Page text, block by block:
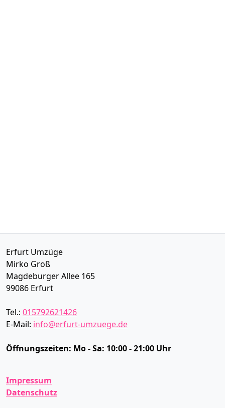
Erfurt Umzüge
Mirko Groß
Magdeburger Allee 165
99086 Erfurt
Tel.: 015792621426
E-Mail: info@erfurt-umzuege.de
Öffnungszeiten: Mo - Sa: 10:00 - 21:00 Uhr
Impressum
Datenschutz